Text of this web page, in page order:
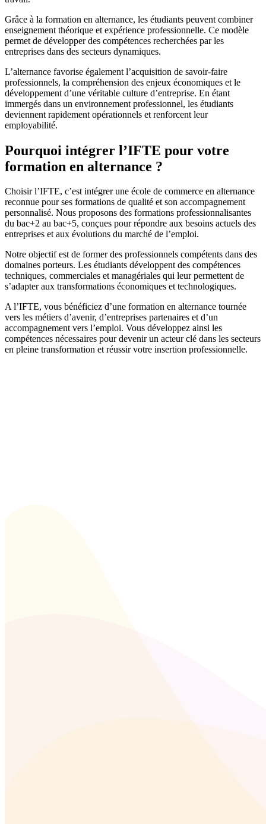
Grâce à la formation en alternance, les étudiants peuvent combiner
enseignement théorique et expérience professionnelle. Ce modèle
permet de développer des compétences recherchées par les
entreprises dans des secteurs dynamiques.
L’alternance favorise également l’acquisition de savoir-faire
professionnels, la compréhension des enjeux économiques et le
développement d’une véritable culture d’entreprise. En étant
immergés dans un environnement professionnel, les étudiants
deviennent rapidement opérationnels et renforcent leur
employabilité.
Pourquoi intégrer l’IFTE pour votre
formation en alternance ?
Choisir l’IFTE, c’est intégrer une école de commerce en alternance
reconnue pour ses formations de qualité et son accompagnement
personnalisé. Nous proposons des formations professionnalisantes
du bac+2 au bac+5, conçues pour répondre aux besoins actuels des
entreprises et aux évolutions du marché de l’emploi.
Notre objectif est de former des professionnels compétents dans des
domaines porteurs. Les étudiants développent des compétences
techniques, commerciales et managériales qui leur permettent de
s’adapter aux transformations économiques et technologiques.
A l’IFTE, vous bénéficiez d’une formation en alternance tournée
vers les métiers d’avenir, d’entreprises partenaires et d’un
accompagnement vers l’emploi. Vous développez ainsi les
compétences nécessaires pour devenir un acteur clé dans les secteurs
en pleine transformation et réussir votre insertion professionnelle.